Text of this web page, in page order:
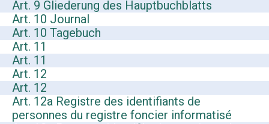
Art. 9 Gliederung des Hauptbuchblatts
Art. 10 Journal
Art. 10 Tagebuch
Art. 11
Art. 11
Art. 12
Art. 12
Art. 12a Registre des identifiants de
personnes du registre foncier informatisé